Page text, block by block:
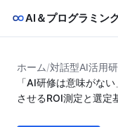
AI＆プログラミン
ホーム/対話型AI活用
「AI研修は意味がな
させるROI測定と選定